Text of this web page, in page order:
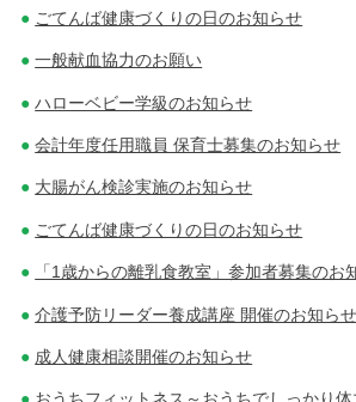
ごてんば健康づくりの日のお知らせ
一般献血協力のお願い
ハローベビー学級のお知らせ
会計年度任用職員 保育士募集のお知らせ
大腸がん検診実施のお知らせ
ごてんば健康づくりの日のお知らせ
「1歳からの離乳食教室」参加者募集のお
介護予防リーダー養成講座 開催のお知らせ
成人健康相談開催のお知らせ